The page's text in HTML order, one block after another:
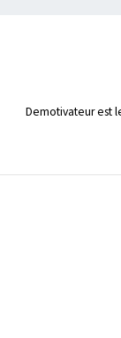
Demotivateur est